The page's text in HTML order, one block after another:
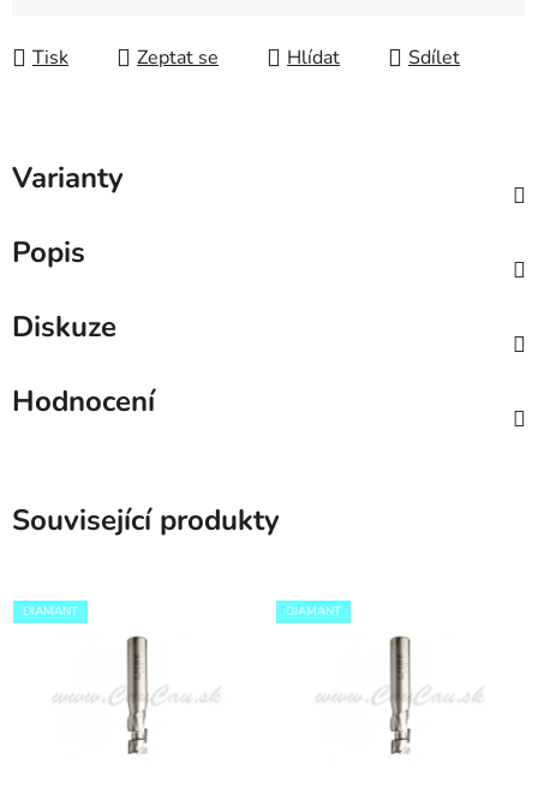
Tisk
Zeptat se Hlídat Sdílet
Varianty
Popis
Diskuze
Hodnocení
Související produkty
DIAMANT DIAMANT